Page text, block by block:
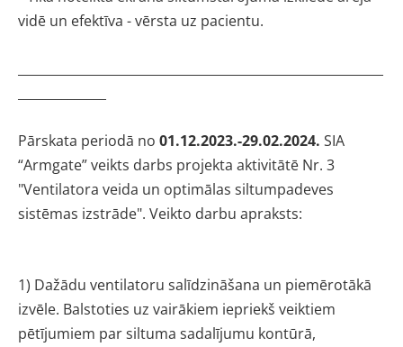
vidē un efektīva - vērsta uz pacientu.
Pārskata periodā no 01.12.2023.-29.02.2024. SIA
“Armgate” veikts darbs projekta aktivitātē Nr. 3
"Ventilatora veida un optimālas siltumpadeves
sistēmas izstrāde". Veikto darbu apraksts:
1) Dažādu ventilatoru salīdzināšana un piemērotākā
izvēle. Balstoties uz vairākiem iepriekš veiktiem
pētījumiem par siltuma sadalījumu kontūrā,